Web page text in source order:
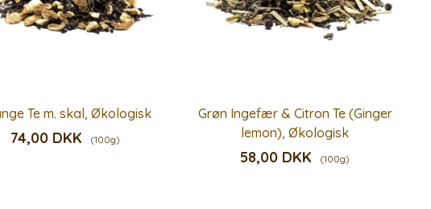
Te m. skal, Økologisk
74,00 DKK (100g)
Grøn Ingefær & Citron Te (Ginger
lemon), Økologisk
58,00 DKK (100g)